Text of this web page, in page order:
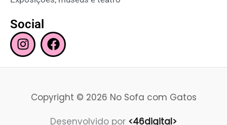
Social
I
n
s
F
a
c
o
Copyright © 2026 No Sofa com Gatos
Desenvolvido por <46digital>